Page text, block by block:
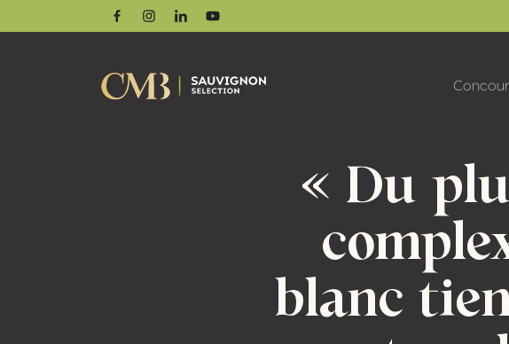
FacebookInstagram
LinkedinYoutube
« Du
blanc